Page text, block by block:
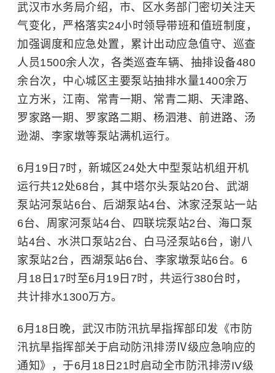
武汉市水务局介绍，市、区水务部门密切关注天
气变化，严格落实24小时领导带班和值班制度，
加强调度和应急处置，累计出动应急值守、巡查
人员1500余人次，各类巡查车辆、抽排设备480
余台次，中心城区主要泵站抽排水量1400余万
立方米，江南、常青一期、常青二期、天津路、
罗家路一期、罗家路二期、杨泗港、前进路、 汤
逊湖、李家墩等泵站满机运行。
6月19日7时，新城区24处大中型泵站机组开机
运行共12处68台，其中塔尔头泵站20台、武湖
泵站河泵站6台、后湖泵站4台、沐家泾泵站一站
6台、周家河泵站4台、四联垸泵站2台、海口泵
站4台、水洪口泵站2台、白马泾泵站6台，谢八
家泵站2台，西湖泵站6台、李家墩泵站6台。6
月18日17时至6月19日7时，共运行380台时，
共计排水1300万方。
6月18日晚，武汉市防汛抗旱指挥部印发《市防
汛抗旱指挥部关于启动防汛排涝Ⅳ级应急响应的
通知》，于6月18日21时启动全市防汛排涝IV级